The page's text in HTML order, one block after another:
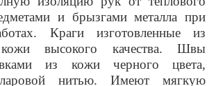
и брызгами металла при
Краги изготовленные из
кожи высокого качества. Швы
из кожи черного цвета,
нитью. Имеют мягкую